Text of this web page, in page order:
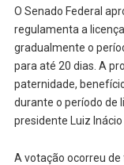
O Senado Federal
regulamenta a
gradualmente o
para até 20 dias. A
paternidade,
durante o período de
presidente Luiz Inácio
A votação ocorreu